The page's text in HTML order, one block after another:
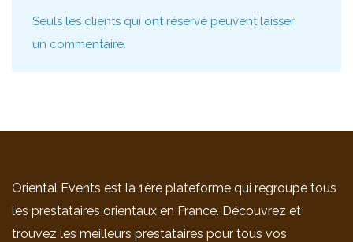
Seuls les clients qui ont réservé peuvent laisser
un commentaire.
Oriental Events est la 1ère plateforme qui regroupe tous
les prestataires orientaux en France. Découvrez et
trouvez les meilleurs prestataires pour tous vos